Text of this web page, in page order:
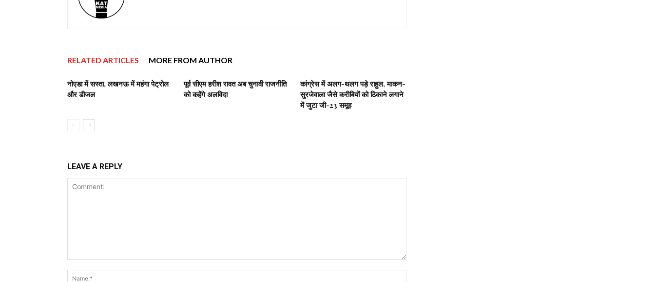
RELATED ARTICLES MORE FROM AUTHOR
नोएडा में सस्‍ता, लखनऊ में महंगा पेट्रोल
और डीजल
पूर्व सीएम हरीश रावत अब चुनावी राजनीति
को कहेंगे अलविदा
कांग्रेस में अलग-थलग पड़े राहुल, माकन-
सुरजेवाला जैसे करीबियों को ठिकाने लगाने
में जुटा जी-23 समूह
LEAVE A REPLY